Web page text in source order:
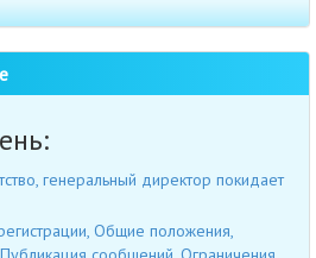
генеральный директор покидает
Общие положения,